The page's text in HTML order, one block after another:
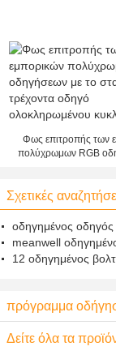
Φως επιτροπής των
πολύχρωμων RGB
Σχετικές
οδηγημένος
meanwell
12 οδηγημένος
πρόγραμμα
Δείτε όλα τα